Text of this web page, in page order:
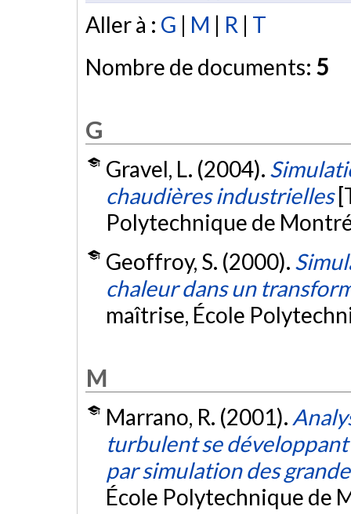
Aller à : G | M | R | T
Nombre de documents: 5
G
Gravel, L. (2004).
chaudières industrielles
Polytechnique de
Geoffroy, S. (2000).
chaleur dans un
maîtrise, École
M
Marrano, R. (2001).
turbulent se
par simulation des
École Polytechnique de